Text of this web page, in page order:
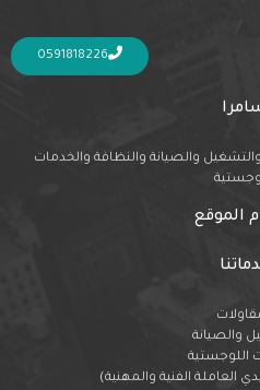
0591818226
It seems we can’t find what you’re
والتشغيل والصيانة والنظافة والخدمات
الموقع
والصيانة
اللوجستية
العاملة الفنية والمهنية)